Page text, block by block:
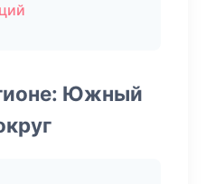
Южный